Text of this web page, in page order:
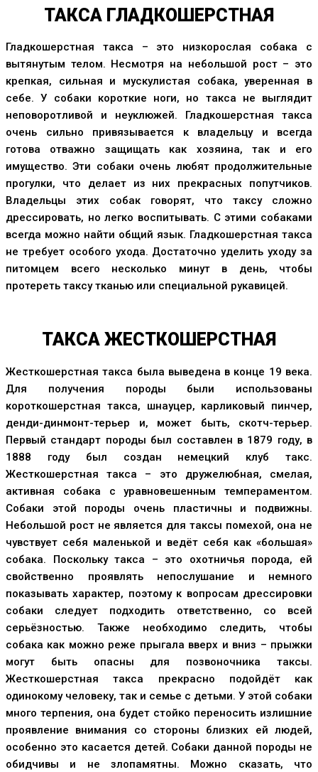
ТАКСА ГЛАДКОШЕРСТНАЯ
Гладкошерстная такса – это низкорослая собака с
вытянутым телом. Несмотря на небольшой рост – это
крепкая, сильная и мускулистая собака, уверенная в
себе. У собаки короткие ноги, но такса не выглядит
неповоротливой и неуклюжей. Гладкошерстная такса
очень сильно привязывается к владельцу и всегда
готова отважно защищать как хозяина, так и его
имущество. Эти собаки очень любят продолжительные
прогулки, что делает из них прекрасных попутчиков.
Владельцы этих собак говорят, что таксу сложно
дрессировать, но легко воспитывать. С этими собаками
всегда можно найти общий язык. Гладкошерстная такса
не требует особого ухода. Достаточно уделить уходу за
питомцем всего несколько минут в день, чтобы
протереть таксу тканью или специальной рукавицей.
ТАКСА ЖЕСТКОШЕРСТНАЯ
Жесткошерстная такса была выведена в конце 19 века.
Для получения породы были использованы
короткошерстная такса, шнауцер, карликовый пинчер,
денди-динмонт-терьер и, может быть, скотч-терьер.
Первый стандарт породы был составлен в 1879 году, в
1888 году был создан немецкий клуб такс.
Жесткошерстная такса – это дружелюбная, смелая,
активная собака с уравновешенным темпераментом.
Собаки этой породы очень пластичны и подвижны.
Небольшой рост не является для таксы помехой, она не
чувствует себя маленькой и ведёт себя как «большая»
собака. Поскольку такса – это охотничья порода, ей
свойственно проявлять непослушание и немного
показывать характер, поэтому к вопросам дрессировки
собаки следует подходить ответственно, со всей
серьёзностью. Также необходимо следить, чтобы
собака как можно реже прыгала вверх и вниз – прыжки
могут быть опасны для позвоночника таксы.
Жесткошерстная такса прекрасно подойдёт как
одинокому человеку, так и семье с детьми. У этой собаки
много терпения, она будет стойко переносить излишние
проявление внимания со стороны близких ей людей,
особенно это касается детей. Собаки данной породы не
обидчивы и не злопамятны. Можно сказать, что